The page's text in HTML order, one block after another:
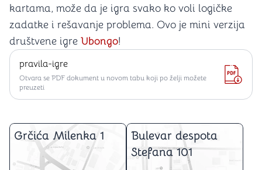
kartama, može da je igra svako ko voli logičke
zadatke i rešavanje problema. Ovo je mini verzija
društvene igre Ubongo!
pravila-igre
Otvara se PDF dokument u novom tabu koji po želji možete
preuzeti
Grčića Milenka 1
Bulevar despota
Stefana 101